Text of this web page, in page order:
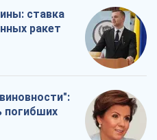
ставка
ракет
погибших